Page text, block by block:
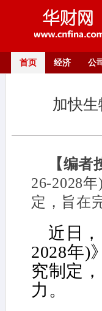
首页 经济 公司
加快
【编者
26-2028
定，旨在
近日
2028年)
究制定
力。